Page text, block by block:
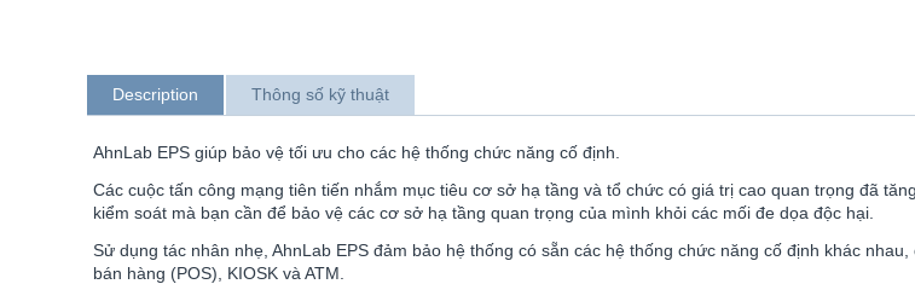
Description Thông số kỹ thuật
AhnLab EPS giúp bảo vệ tối ưu cho các hệ thống chức năng cố định.
Các cuộc tấn công mạng tiên tiến nhắm mục tiêu cơ sở hạ tầng và tổ chức có giá trị cao quan trọng đã
kiểm soát mà bạn cần để bảo vệ các cơ sở hạ tầng quan trọng của mình khỏi các mối đe dọa độc hại.
Sử dụng tác nhân nhẹ, AhnLab EPS đảm bảo hệ thống có sẵn các hệ thống chức năng cố định khác
bán hàng (POS), KIOSK và ATM.